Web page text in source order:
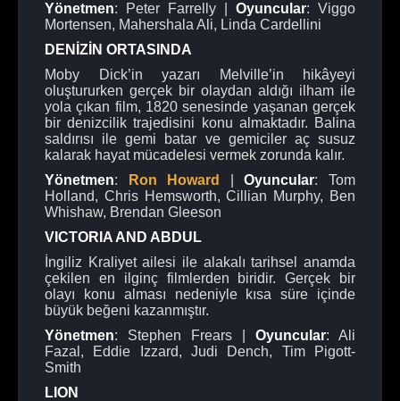
Yönetmen: Peter Farrelly | Oyuncular: Viggo
Mortensen, Mahershala Ali, Linda Cardellini
DENİZİN ORTASINDA
Moby Dick’in yazarı Melville’in hikâyeyi
oluştururken gerçek bir olaydan aldığı ilham ile
yola çıkan film, 1820 senesinde yaşanan gerçek
bir denizcilik trajedisini konu almaktadır. Balina
saldırısı ile gemi batar ve gemiciler aç susuz
kalarak hayat mücadelesi vermek zorunda kalır.
Yönetmen: Ron Howard |Oyuncular: Tom
Holland, Chris Hemsworth, Cillian Murphy, Ben
Whishaw, Brendan Gleeson
VICTORIA AND ABDUL
İngiliz Kraliyet ailesi ile alakalı tarihsel anamda
çekilen en ilginç filmlerden biridir. Gerçek bir
olayı konu alması nedeniyle kısa süre içinde
büyük beğeni kazanmıştır.
Yönetmen: Stephen Frears | Oyuncular: Ali
Fazal, Eddie Izzard, Judi Dench, Tim Pigott-
Smith
LION